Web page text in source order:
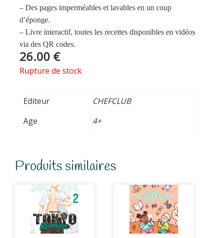
– Des pages imperméables et lavables en un coup
d’éponge.
– Livre interactif, toutes les recettes disponibles en vidéos
via des QR codes.
26.00 €
Rupture de stock
Editeur
CHEFCLUB
Age
4+
Produits similaires